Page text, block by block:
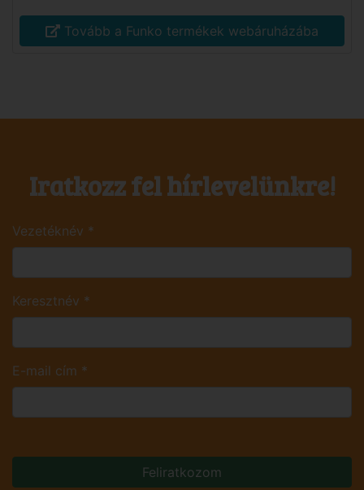
Tovább a Funko termékek webáruházába
Iratkozz fel hírlevelünkre!
Vezetéknév *
Keresztnév *
E-mail cím *
Feliratkozom